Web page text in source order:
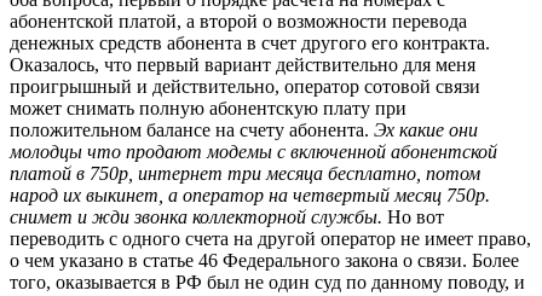
абонентской платой, а второй о возможности перевода
денежных средств абонента в счет другого его контракта.
Оказалось, что первый вариант действительно для меня
проигрышный и действительно, оператор сотовой связи
может снимать полную абонентскую плату при
положительном балансе на счету абонента. Эх какие они
молодцы что продают модемы с включенной абонентской
платой в 750р, интернет три месяца бесплатно, потом
народ их выкинет, а оператор на четвертый месяц 750р.
снимет и жди звонка коллекторной службы. Но вот
переводить с одного счета на другой оператор не имеет право,
о чем указано в статье 46 Федерального закона о связи. Более
того, оказывается в РФ был не один суд по данному поводу, и